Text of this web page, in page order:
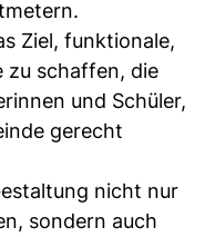
Ziel, funktionale,
zu schaffen, die
und Schüler,
gerecht
nicht nur
sondern auch